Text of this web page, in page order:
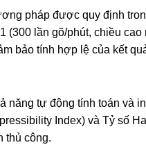
pháp được quy định
lần gõ/phút, chiều
bảo tính hợp lệ của kết
tự động tính toán và
Index) và Tỷ số
thủ công.